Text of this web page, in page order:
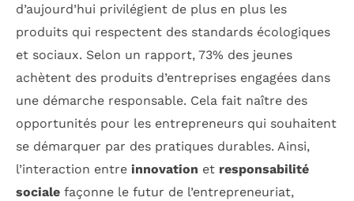
d’aujourd’hui privilégient de plus en plus les
produits qui respectent des standards écologiques
et sociaux. Selon un rapport, 73% des jeunes
achètent des produits d’entreprises engagées dans
une démarche responsable. Cela fait naître des
opportunités pour les entrepreneurs qui souhaitent
se démarquer par des pratiques durables. Ainsi,
l’interaction entre innovation et responsabilité
sociale façonne le futur de l’entrepreneuriat,